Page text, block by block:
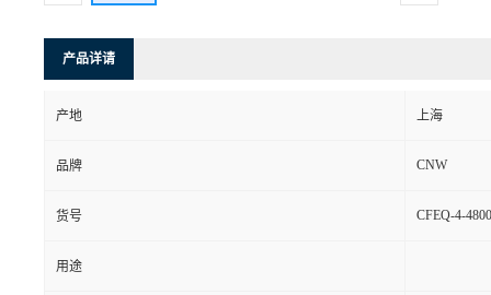
产品详请
产地 上海
品牌 CNW
货号 CFEQ-4-
用途